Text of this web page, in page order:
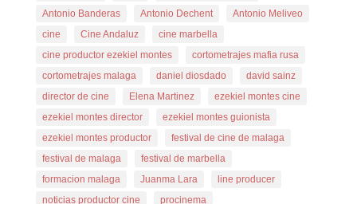
Antonio Banderas
Antonio Dechent
Antonio Meliveo
cine
Cine Andaluz
cine marbella
cine productor ezekiel montes
cortometrajes mafia rusa
cortometrajes malaga
daniel diosdado
david sainz
director de cine
Elena Martinez
ezekiel montes cine
ezekiel montes director
ezekiel montes guionista
ezekiel montes productor
festival de cine de malaga
festival de malaga
festival de marbella
formacion malaga
Juanma Lara
line producer
noticias productor cine
procinema